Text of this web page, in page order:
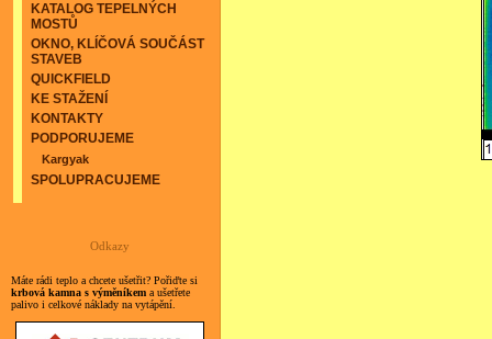
KATALOG TEPELNÝCH
MOSTŮ
OKNO, KLÍČOVÁ SOUČÁST
STAVEB
QUICKFIELD
KE STAŽENÍ
KONTAKTY
PODPORUJEME
Kargyak
SPOLUPRACUJEME
Odkazy
Máte rádi teplo a chcete ušetřit? Pořiďte si
krbová kamna s výměníkem a ušetřete
palivo i celkové náklady na vytápění.